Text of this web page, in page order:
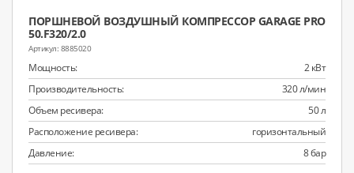
ПОРШНЕВОЙ ВОЗДУШНЫЙ КОМПРЕССОР GARAGE PRO
50.F320/2.0
8885020
Мощность:
2 кВт
Производительность:
320 л/мин
Объем ресивера:
50 л
Расположение ресивера:
горизонтальный
Давление:
8 бар